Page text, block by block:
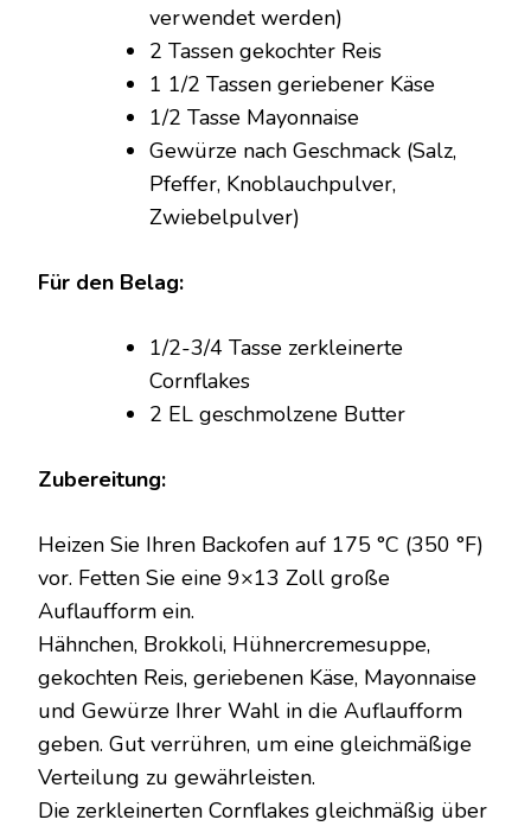
verwendet werden)
2 Tassen gekochter Reis
1 1/2 Tassen geriebener Käse
1/2 Tasse Mayonnaise
Gewürze nach Geschmack (Salz,
Pfeffer, Knoblauchpulver,
Zwiebelpulver)
Für den Belag:
1/2-3/4 Tasse zerkleinerte
Cornflakes
2 EL geschmolzene Butter
Zubereitung:
Heizen Sie Ihren Backofen auf 175 °C (350 °F)
vor. Fetten Sie eine 9×13 Zoll große
Auflaufform ein.
Hähnchen, Brokkoli, Hühnercremesuppe,
gekochten Reis, geriebenen Käse, Mayonnaise
und Gewürze Ihrer Wahl in die Auflaufform
geben. Gut verrühren, um eine gleichmäßige
Verteilung zu gewährleisten.
Die zerkleinerten Cornflakes gleichmäßig über